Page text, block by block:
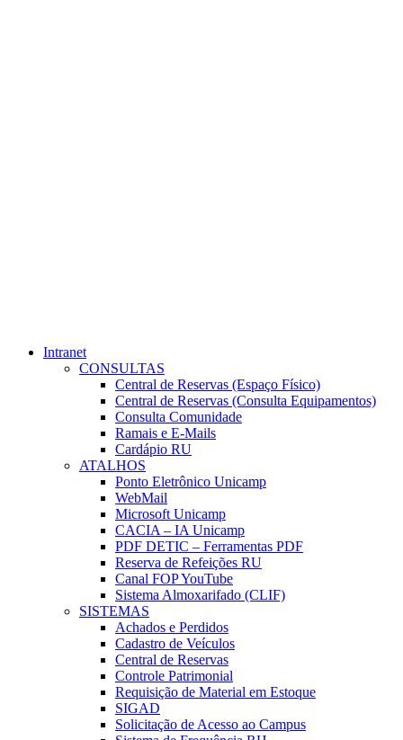
Intranet
CONSULTAS
Central de Reservas (Espaço Físico)
Central de Reservas (Consulta Equipamentos)
Consulta Comunidade
Ramais e E-Mails
Cardápio RU
ATALHOS
Ponto Eletrônico Unicamp
WebMail
Microsoft Unicamp
CACIA – IA Unicamp
PDF DETIC – Ferramentas PDF
Reserva de Refeições RU
Canal FOP YouTube
Sistema Almoxarifado (CLIF)
SISTEMAS
Achados e Perdidos
Cadastro de Veículos
Central de Reservas
Controle Patrimonial
Requisição de Material em Estoque
SIGAD
Solicitação de Acesso ao Campus